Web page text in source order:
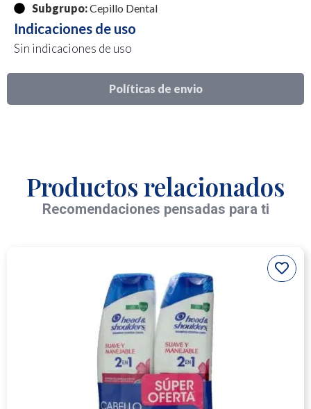
Políticas de envio
Subgrupo:Cepillo Dental
Indicaciones de uso
Sin indicaciones de uso
Productos relacionados
Recomendaciones pensadas para ti